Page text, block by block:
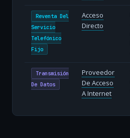
Reventa Del
Servicio
Telefónico
Fijo
Acceso
Directo
Transmisión
De Datos
Proveedor
De Acceso
A Internet